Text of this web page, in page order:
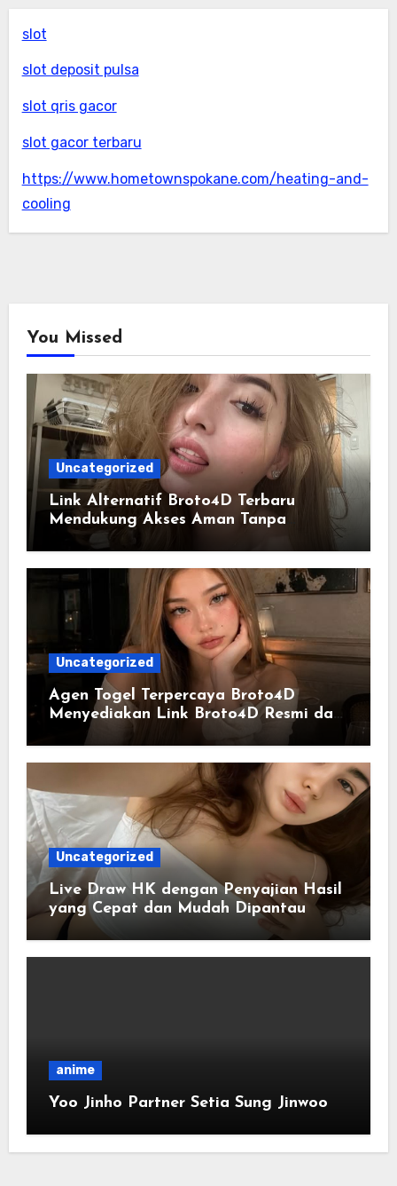
slot
slot deposit pulsa
slot qris gacor
slot gacor terbaru
https://www.hometownspokane.com/heating-and-
cooling
You Missed
Uncategorized
Link Alternatif Broto4D Terbaru
Mendukung Akses Aman Tanpa
Hambatan
Uncategorized
Agen Togel Terpercaya Broto4D
Menyediakan Link Broto4D Resmi dan
Update Data Harian
Uncategorized
Live Draw HK dengan Penyajian Hasil
yang Cepat dan Mudah Dipantau
anime
Yoo Jinho Partner Setia Sung Jinwoo